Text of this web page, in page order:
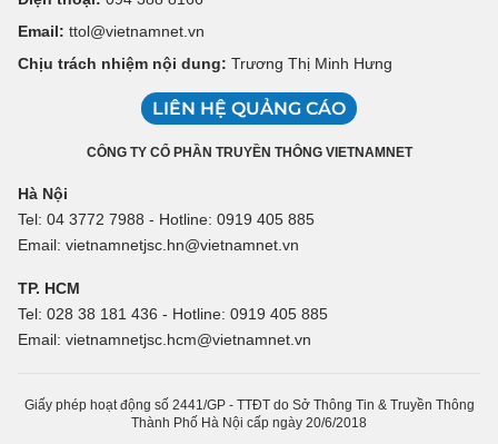
Email: ttol@vietnamnet.vn
Chịu trách nhiệm nội dung: Trương Thị Minh Hưng
LIÊN HỆ QUẢNG CÁO
CÔNG TY CỔ PHẦN TRUYỀN THÔNG VIETNAMNET
Hà Nội
Tel: 04 3772 7988 - Hotline: 0919 405 885
Email: vietnamnetjsc.hn@vietnamnet.vn
TP. HCM
Tel: 028 38 181 436 - Hotline: 0919 405 885
Email: vietnamnetjsc.hcm@vietnamnet.vn
Giấy phép hoạt động số 2441/GP - TTĐT do Sở Thông Tin & Truyền Thông
Thành Phố Hà Nội cấp ngày 20/6/2018